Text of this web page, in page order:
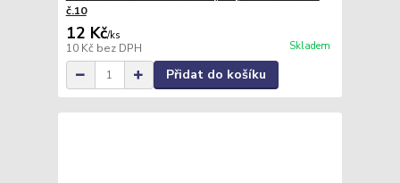
č.10
12 Kč/ks
10 Kč bez DPH Skladem
Přidat do košíku